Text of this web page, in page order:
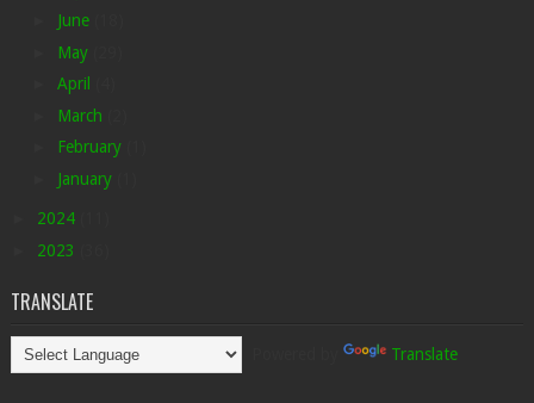
June
May
April
March
February
January
2024
2023
TRANSLATE
Translate